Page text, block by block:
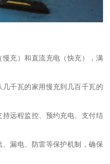
充）和直流充电（快充），满
千瓦的家用慢充到几百千瓦的
远程监控、预约充电、支付结
漏电、防雷等保护机制，确保